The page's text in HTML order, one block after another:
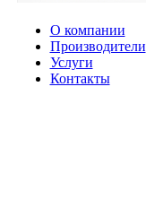
О компании
Производители
Услуги
Контакты